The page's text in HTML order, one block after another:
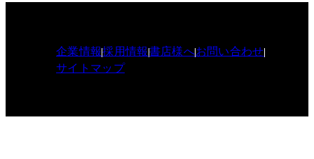
企業情報採用情報書店様へお問い合わせ
サイトマップ